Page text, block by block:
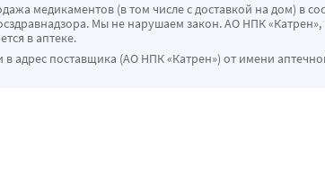
медикаментов (в том числе с доставкой на дом) в
Мы не нарушаем закон. АО НПК «Катрен»,
в аптеке.
адрес поставщика (АО НПК «Катрен») от имени